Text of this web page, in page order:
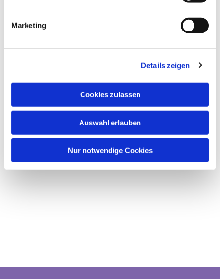
Marketing
Details zeigen
Cookies zulassen
Auswahl erlauben
Nur notwendige Cookies